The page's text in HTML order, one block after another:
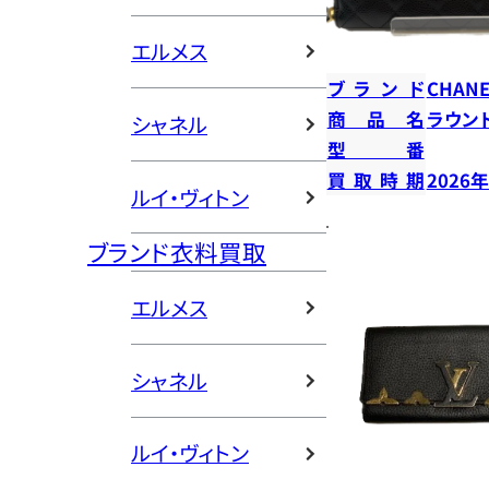
エルメス
シャネル
ルイ・ヴィトン
ブランド衣料買取
エルメス
シャネル
ルイ・ヴィトン
ブランド
商品名 ラウン
型番
買取時期2026